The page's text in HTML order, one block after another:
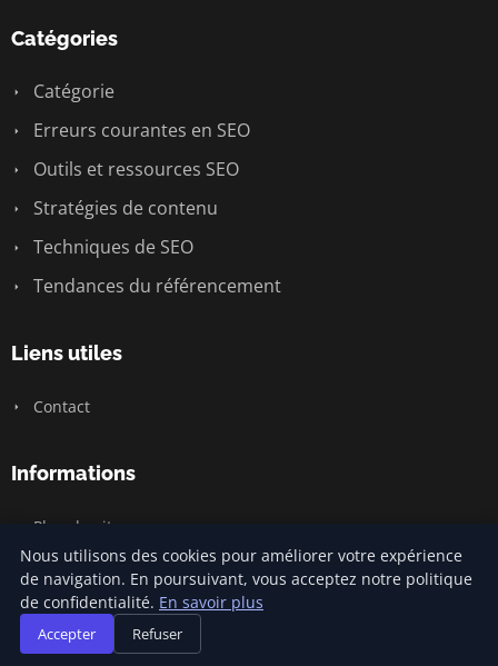
Catégories
Catégorie
Erreurs courantes en SEO
Outils et ressources SEO
Stratégies de contenu
Techniques de SEO
Tendances du référencement
Liens utiles
Contact
Informations
Plan du site
© 2026 Prixreferencement. Tous droits réservés.
Nous utilisons des cookies pour améliorer votre expérience
de navigation. En poursuivant, vous acceptez notre politique
de confidentialité. En savoir plus
Accepter Refuser